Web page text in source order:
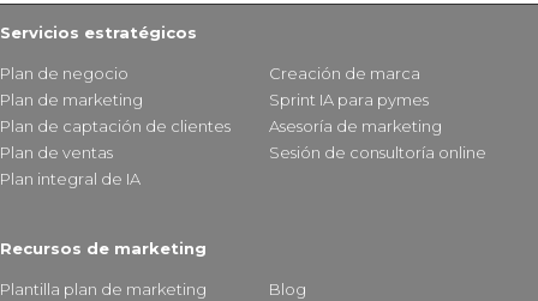
Servicios estratégicos
Plan de negocio
Plan de marketing
Plan de captación de clientes
Plan de ventas
Plan integral de IA
Creación de marca
Sprint IA para pymes
Asesoría de marketing
Sesión de consultoría online
Recursos de marketing
Plantilla plan de marketing
Blog